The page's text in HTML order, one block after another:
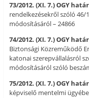
73/2012. (XI. 7.) OGY
rendelkezésekről szóló 46/
módosításáról – 24866
74/2012. (XI. 7.) OGY
Biztonsági Közreműködő
katonai szerepvállalásról
módosításáról szóló
75/2012. (XI. 7.) OGY
képviselő mentelmi